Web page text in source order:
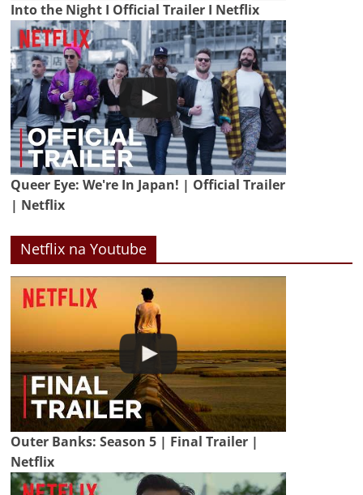
Into the Night I Official Trailer I Netflix
Queer Eye: We're In Japan! | Official Trailer
| Netflix
Netflix na Youtube
Outer Banks: Season 5 | Final Trailer |
Netflix